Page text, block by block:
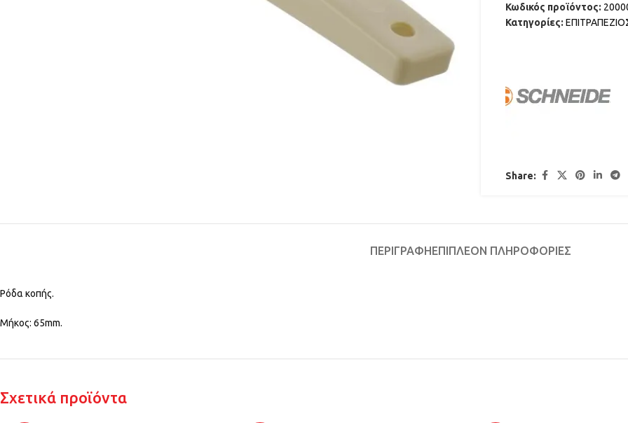
Κωδικός προϊόντος:
Κατηγορίες:
Share:
ΠΕΡΙΓΡΑΦΉΕΠΙΠΛΈΟΝ ΠΛΗΡΟΦΟΡΊΕΣ
Ρόδα κοπής.
Μήκος: 65mm.
Σχετικά προϊόντα